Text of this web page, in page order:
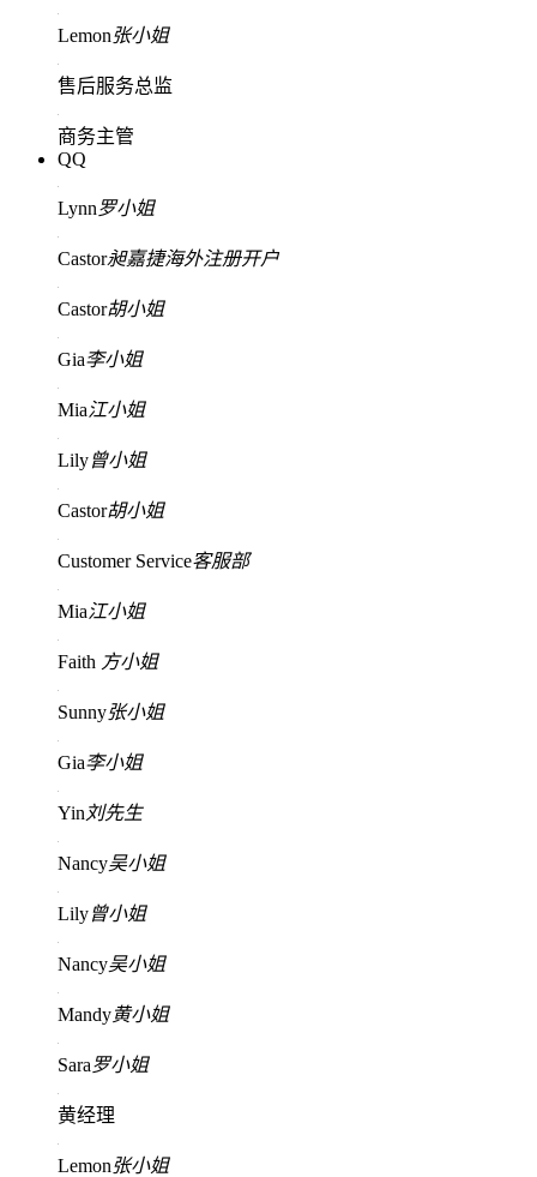
Lemon张小姐
售后服务总监
商务主管
QQ
Lynn罗小姐
Castor昶嘉捷海外注册开户
Castor胡小姐
Gia李小姐
Mia江小姐
Lily曾小姐
Castor胡小姐
Customer Service客服部
Mia江小姐
Faith 方小姐
Sunny张小姐
Gia李小姐
Yin 刘先生
Nancy吴小姐
Lily曾小姐
Nancy吴小姐
Mandy黄小姐
Sara罗小姐
黄经理
Lemon张小姐